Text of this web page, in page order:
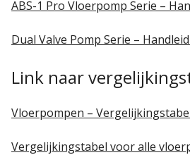
ABS-1 Pro Vloerpomp Serie –
Dual Valve Pomp Serie –
Link naar
Vloerpompen –
Vergelijkingstabel voor alle